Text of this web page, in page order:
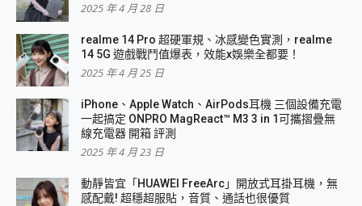
2025 年 4 月 28 日
realme 14 Pro 超硬軍規、冰感變色實測，realme
14 5G 遊戲戰鬥值爆表，效能x娛樂全都要！
2025 年 4 月 25 日
iPhone、Apple Watch、AirPods耳機 三個設備充電
一起搞定 ONPRO MagReact™ M3 3 in 1可攜摺疊無
線充電器 開箱 評測
2025 年 4 月 23 日
動靜皆宜「HUAWEI FreeArc」開放式耳掛耳機，無
感配戴! 超穩超服貼，音質、通話也很優質